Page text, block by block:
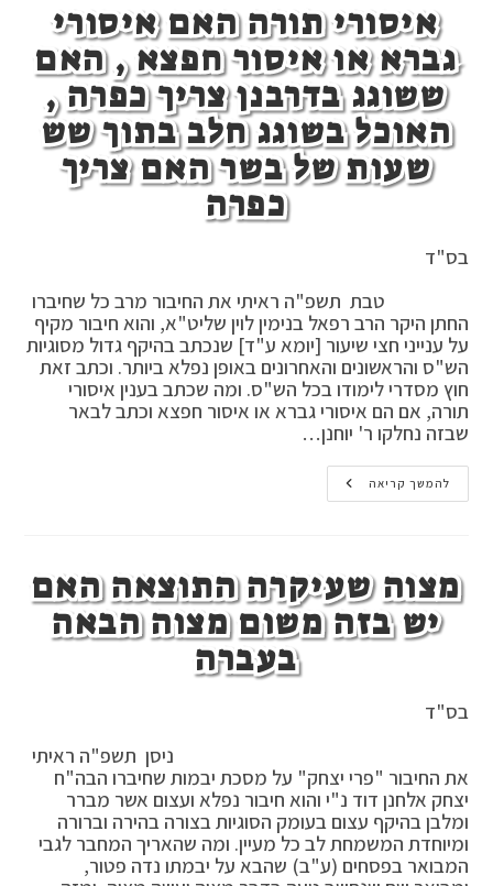
טבילת
עזרא,
מריחת
'לכה'
בין
בתי
התפילין
איסורי תורה האם איסורי
גברא או איסור חפצא , האם
ששוגג בדרבנן צריך כפרה ,
האוכל בשוגג חלב בתוך שש
שעות של בשר האם צריך
כפרה
בס"ד
טבת תשפ"ה ראיתי את החיבור מרב כל שחיברו
החתן היקר הרב רפאל בנימין לוין שליט"א, והוא חיבור מקיף
על ענייני חצי שיעור [יומא ע"ד] שנכתב בהיקף גדול מסוגיות
הש"ס והראשונים והאחרונים באופן נפלא ביותר. וכתב זאת
חוץ מסדרי לימודו בכל הש"ס. ומה שכתב בענין איסורי
תורה, אם הם איסורי גברא או איסור חפצא וכתב לבאר
שבזה נחלקו ר' יוחנן…
להמשך קריאה איסורי
תורה
איסור
חפצא
,
האם
ששוגג
שש
שעות
של
בשר
האם
צריך
כפרה
מצוה שעיקרה התוצאה האם
יש בזה משום מצוה הבאה
בעברה
בס"ד
ניסן תשפ"ה ראיתי
את החיבור "פרי יצחק" על מסכת יבמות שחיברו הבה"ח
יצחק אלחנן דוד נ"י והוא חיבור נפלא ועצום אשר מברר
ומלבן בהיקף עצום בעומק הסוגיות בצורה בהירה וברורה
ומיוחדת המשמחת לב כל מעיין. ומה שהאריך המחבר לגבי
המבואר בפסחים (ע"ב) שהבא על יבמתו נדה פטור,